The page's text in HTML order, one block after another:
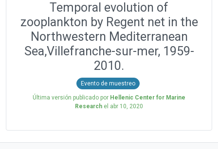
Temporal evolution of
zooplankton by Regent net in the
Northwestern Mediterranean
Sea,Villefranche-sur-mer, 1959-
2010.
Evento de muestreo
Última versión publicado por Hellenic Center for Marine
Research el abr 10, 2020